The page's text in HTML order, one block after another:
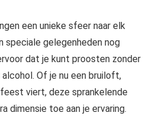
een unieke sfeer naar elk
speciale gelegenheden nog
dat je kunt proosten zonder
Of je nu een bruiloft,
viert, deze sprankelende
dimensie toe aan je ervaring.